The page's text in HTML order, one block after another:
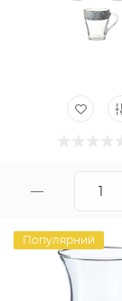
Популярний